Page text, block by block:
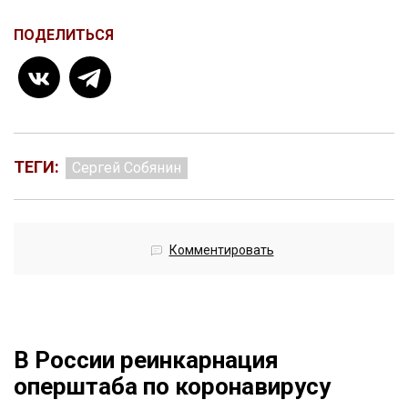
ПОДЕЛИТЬСЯ
ТЕГИ: Сергей Собянин
Комментировать
В России реинкарнация
оперштаба по коронавирусу